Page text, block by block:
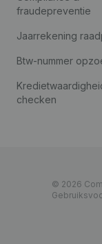
fraudepreventie
Jaarrekening
Btw-nummer
checken
© 2026